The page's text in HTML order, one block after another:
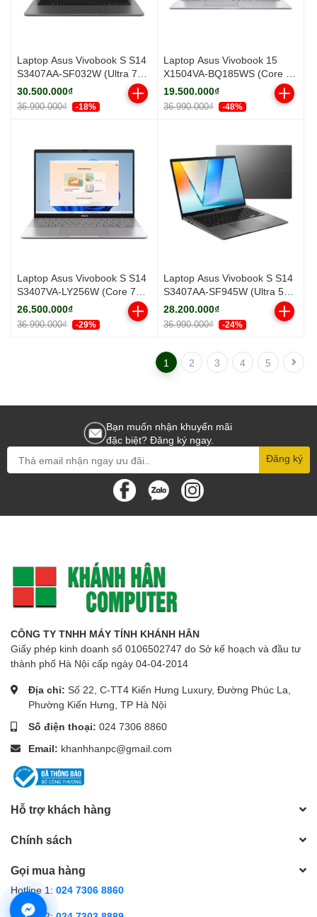
Laptop Asus Vivobook S S14
S3407AA-SF032W (Ultra 7
355/ 16GB/ 512GB SSD/ 14
inch WUXGA/ Win11/ Gray/
30.500.000₫
36.990.000₫ -18%
Laptop Asus Vivobook 15
X1504VA-BQ185WS (Core 5
120U/ 16GB/ 512GB SSD/
15.6 inch FHD/ Win 11/
Office/ Silver)
19.500.000₫
36.990.000₫ -48%
Laptop Asus Vivobook S S14
S3407VA-LY256W (Core 7
240H/ 16GB/ 512GB SSD/ 14
inch WUXGA/ Win11/ Silver/
26.500.000₫
36.990.000₫ -29%
Laptop Asus Vivobook S S14
S3407AA-SF945W (Ultra 5
325/ 16GB/ 512GB SSD/ 14
inch WUXGA/ Win11/ Gray/
28.200.000₫
36.990.000₫ -24%
1 2 3 4 5
Bạn muốn nhận khuyến mãi
đặc biệt? Đăng ký ngay.
Đăng ký
CÔNG TY TNHH MÁY TÍNH KHÁNH HÂN
Giấy phép kinh doanh số 0106502747 do Sở kế hoạch và đầu tư
thành phố Hà Nội cấp ngày 04-04-2014
Địa chỉ: Số 22, C-TT4 Kiến Hưng Luxury, Đường Phúc La,
Phường Kiến Hưng, TP Hà Nội
Số điện thoại: 024 7306 8860
Email: khanhhanpc@gmail.com
Hỗ trợ khách hàng
Chính sách
Gọi mua hàng
Hotline 1: 024 7306 8860